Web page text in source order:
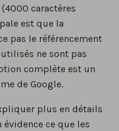
(4000 caractères
est que la
pas le référencement
ne sont pas
complète est un
de Google.
plus en détails
ce que les